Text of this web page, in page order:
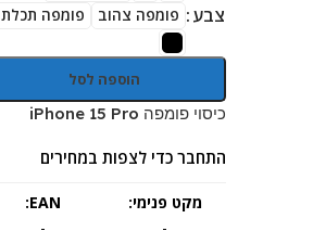
צבע
פומפה צהוב
פומפה תכלת
הוספה לסל
כיסוי פומפה iPhone 15 Pro
התחבר כדי לצפות במחירים
מקט פנימי:
-
EAN:
-